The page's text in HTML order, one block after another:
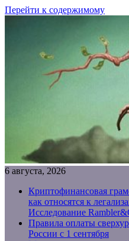
Перейти к содержимому
6 августа, 2026
Криптофинансовая
как относятся к
Исследование
Правила оплаты
России с 1 сентября